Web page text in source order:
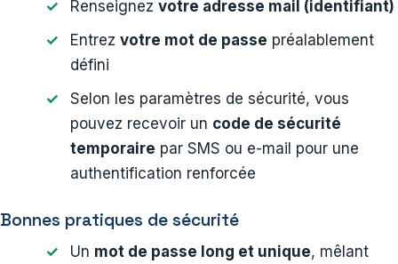
Renseignez votre adresse mail (identifiant)
Entrez votre mot de passe préalablement
défini
Selon les paramètres de sécurité, vous
pouvez recevoir un code de sécurité
temporaire par SMS ou e-mail pour une
authentification renforcée
Bonnes pratiques de sécurité
Un mot de passe long et unique, mêlant